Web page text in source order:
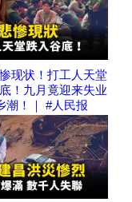
现状！打工人天堂
！九月竟迎来失业
潮！｜ #人民报